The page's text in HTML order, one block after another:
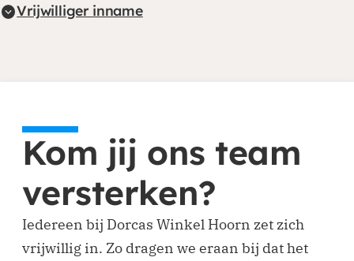
Vrijwilliger inname
Kom jij ons team
versterken?
Iedereen bij Dorcas Winkel Hoorn zet zich
vrijwillig in. Zo dragen we eraan bij dat het